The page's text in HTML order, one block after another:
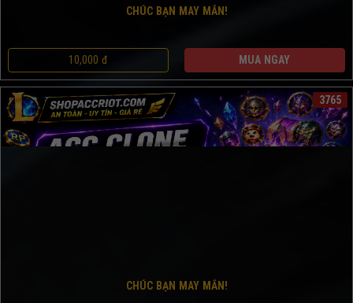
CHÚC BẠN MAY MẮN!
10,000 đ MUA NGAY
3765
CHÚC BẠN MAY MẮN!